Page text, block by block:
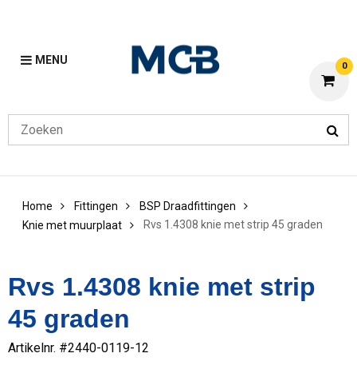
MENU 0
Home Fittingen
BSP Draadfittingen
Knie met muurplaat
Rvs 1.4308 knie met strip 45 graden
Rvs 1.4308 knie met strip
45 graden
Artikelnr. #2440-0119-12